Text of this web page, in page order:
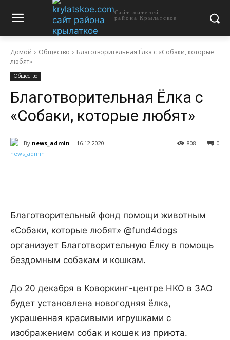
Сайт жителей
района Крылатское
Домой Общество
Благотворительная Ёлка с «Собаки, которые
любят»
Общество
Благотворительная Ёлка с
«Собаки, которые любят»
By news_admin 16.12.2020 0
808
Благотворительный фонд помощи животным
«Собаки, которые любят» @fund4dogs
организует Благотворительную Ёлку в помощь
бездомным собакам и кошкам.
До 20 декабря в Коворкинг-центре НКО в ЗАО
будет установлена новогодняя ёлка,
украшенная красивыми игрушками с
изображением собак и кошек из приюта.